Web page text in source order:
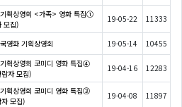
획상영회 <가족> 영화 특집①
모집)
19-05-22 11333
영화 기획상영회 19-05-14 10455
획상영회 코미디 영화 특집④
람자 모집)
19-04-16 12283
획상영회 코미디 영화 특집③
자 모집)
19-04-08 11897